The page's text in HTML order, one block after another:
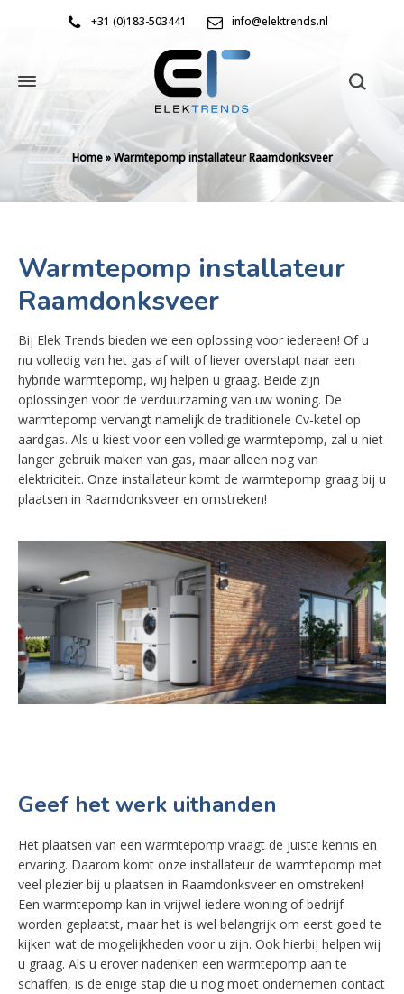
+31 (0)183-503441 info@elektrends.nl
Home»Warmtepomp installateur Raamdonksveer
Warmtepomp installateur
Raamdonksveer
Bij Elek Trends bieden we een oplossing voor iedereen! Of u
nu volledig van het gas af wilt of liever overstapt naar een
hybride warmtepomp, wij helpen u graag. Beide zijn
oplossingen voor de verduurzaming van uw woning. De
warmtepomp vervangt namelijk de traditionele Cv-ketel op
aardgas. Als u kiest voor een volledige warmtepomp, zal u niet
langer gebruik maken van gas, maar alleen nog van
elektriciteit. Onze installateur komt de warmtepomp graag bij u
plaatsen in Raamdonksveer en omstreken!
Geef het werk uithanden
Het plaatsen van een warmtepomp vraagt de juiste kennis en
ervaring. Daarom komt onze installateur de warmtepomp met
veel plezier bij u plaatsen in Raamdonksveer en omstreken!
Een warmtepomp kan in vrijwel iedere woning of bedrijf
worden geplaatst, maar het is wel belangrijk om eerst goed te
kijken wat de mogelijkheden voor u zijn. Ook hierbij helpen wij
u graag. Als u erover nadenken een warmtepomp aan te
schaffen, is de enige stap die u nog moet ondernemen contact